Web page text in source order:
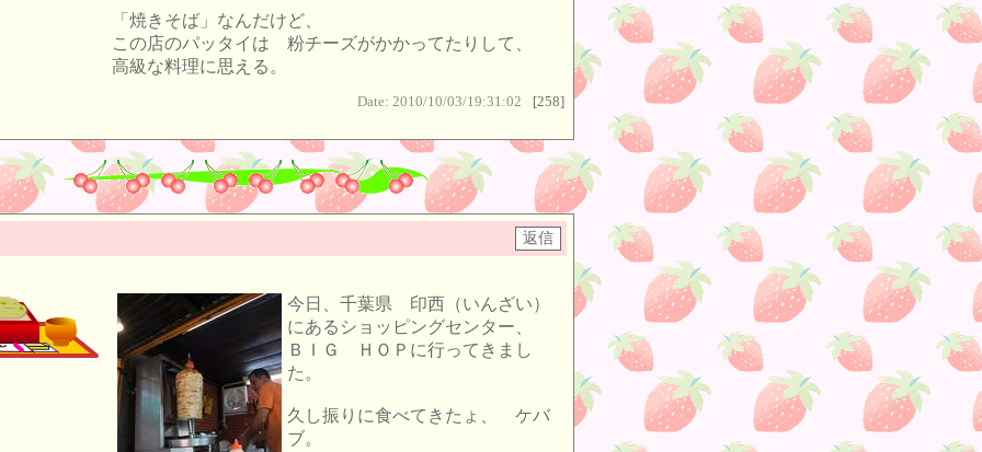
「焼きそば」なんだけど、
この店のパッタイは 粉チーズがかかってたりして、
高級な料理に思える。
Date: 2010/10/03/19:31:02 [258]
今日、千葉県 印西（いんざい）
にあるショッピングセンター、
ＢＩＧ ＨＯＰに行ってきまし
た。
久し振りに食べてきたょ、 ケバ
ブ。